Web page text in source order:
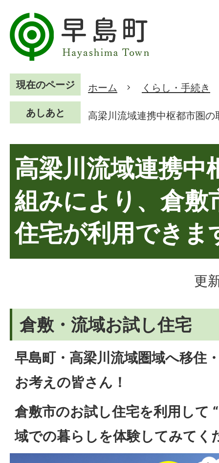
現在のページ ホーム くらし・手続き
あしあと 高梁川流域連携中枢都市圏
高梁川流域連携中
組みにより、倉敷
住宅が利用できま
更
倉敷・流域お試し住宅
早島町・高梁川流域圏域へ移住
お考えの皆さん！
倉敷市のお試し住宅を利用して
域での暮らしを体験してみてく